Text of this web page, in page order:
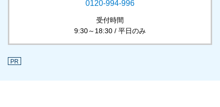
0120-994-996
受付時間
9:30～18:30 / 平日のみ
PR